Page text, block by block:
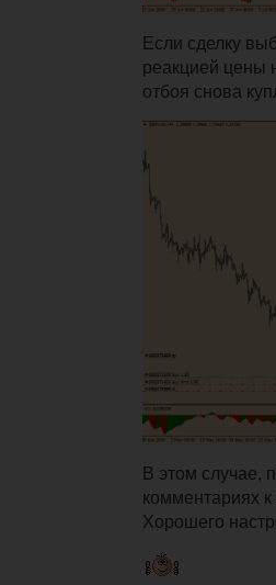
Если сделку
реакцией цены
отбоя снова
В этом случае,
комментариях к
Хорошего